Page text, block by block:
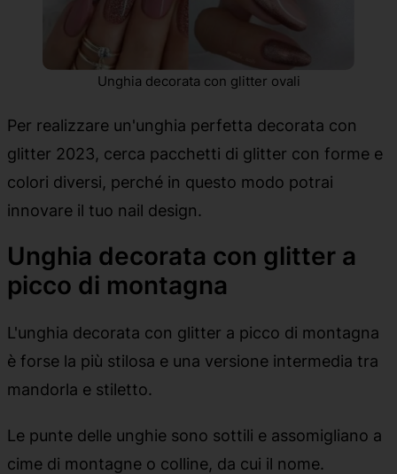
Unghia decorata con glitter ovali
Per realizzare un'unghia perfetta decorata con
glitter 2023, cerca pacchetti di glitter con forme e
colori diversi, perché in questo modo potrai
innovare il tuo nail design.
Unghia decorata con glitter a
picco di montagna
L'unghia decorata con glitter a picco di montagna
è forse la più stilosa e una versione intermedia tra
mandorla e stiletto.
Le punte delle unghie sono sottili e assomigliano a
cime di montagne o colline, da cui il nome.